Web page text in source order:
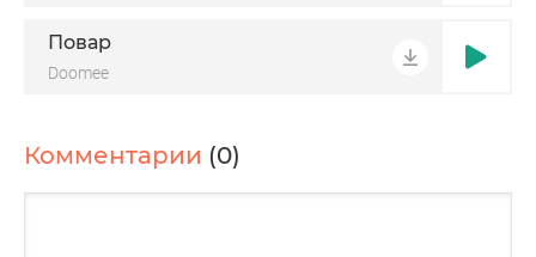
Повар
Doomee
Комментарии (0)